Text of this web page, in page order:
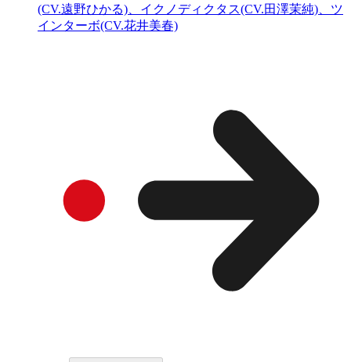
(CV.遠野ひかる)、イクノディクタス(CV.田澤茉純)、ツ
インターボ(CV.花井美春)